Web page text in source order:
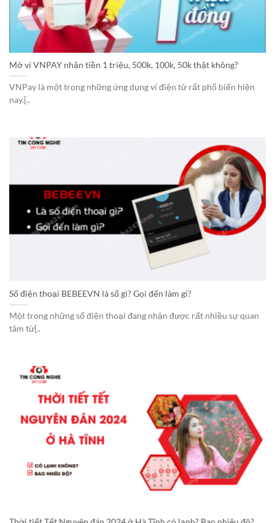
Mở ví VNPAY nhận tiền 1 triệu, 500k, 100k, 50k thật không?
VNPay là một trong những ứng dụng ví điện tử rất phổ biến hiện
nay.[..
Số điện thoại BEBEEVN là số gì? Gọi đến làm gì?
Một trong những số điện thoại đang nhận được rất nhiều sự quan
tâm từ[..